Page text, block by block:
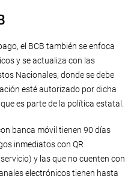
el BCB también se enfoca
y se actualiza con las
Nacionales, donde se debe
esté autorizado por dicha
es parte de la política estatal.
banca móvil tienen 90 días
inmediatos con QR
y las que no cuenten con
electrónicos tienen hasta